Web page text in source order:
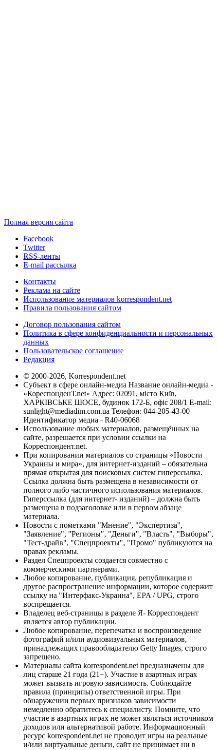
Полная версия сайта
Facebook
Twitter
RSS-ленты
E-mail рассылка
Контакты
Реклама на сайте
Использование материалов korrespondent.net
Правила пользования сайтом
Договор пользования сайтом
Политика в сфере конфиденциальности и персональных
данных
Пользовательское соглашение
Редакция
© 2000-2026, Korrespondent.net
Субъект в сфере онлайн-медиа Название онлайн-медиа -
«КореспонденТ.net» Адрес: 02091, місто Київ,
ХАРКІВСЬКЕ ШОСЕ, будинок 172-Б, офіс 208/1 E-mail:
sunlight@mediadim.com.ua Телефон: 044-205-43-00
Идентификатор медиа - R40-06068
Использование любых материалов, размещённых на
сайте, разрешается при условии ссылки на
Корреспондент.net.
При копировании материалов со страницы «Новости
Украины и мира», для интернет-изданий – обязательна
прямая открытая для поисковых систем гиперссылка.
Ссылка должна быть размещена в независимости от
полного либо частичного использования материалов.
Гиперссылка (для интернет- изданий) – должна быть
размещена в подзаголовке или в первом абзаце
материала.
Новости с пометками "Мнение", "Экспертиза",
"Заявление", "Регионы", "Деньги", "Власть", "Выборы",
"Тест-драйв", "Спецпроекты", "Промо" публикуются на
правах рекламы.
Раздел Спецпроекты создается совместно с
коммерческими партнерами.
Любое копирование, публикация, републикация и
другое распространение информации, которое содержит
ссылку на "Интерфакс-Украина", EPA / UPG, строго
воспрещается.
Владелец веб-страницы в разделе Я- Корреспондент
является автор публикации.
Любое копирование, перепечатка и воспроизведение
фотографий и/или аудиовизуальных материалов,
принадлежащих правообладателю Getty Images, строго
запрещено.
Материалы сайта korrespondent.net предназначены для
лиц старше 21 года (21+). Участие в азартных играх
может вызвать игровую зависимость. Соблюдайте
правила (принципы) ответственной игры. При
обнаружении первых признаков зависимости
немедленно обратитесь к специалисту. Помните, что
участие в азартных играх не может являться источником
доходов или альтернативой работе. Информационный
ресурс korrespondent.net не проводит игры на реальные
и/или виртуальные деньги, сайт не принимает ни в